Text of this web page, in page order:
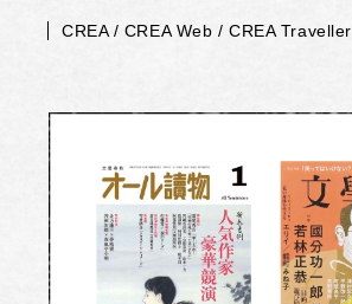
CREA / CREA Web / CREA Traveller